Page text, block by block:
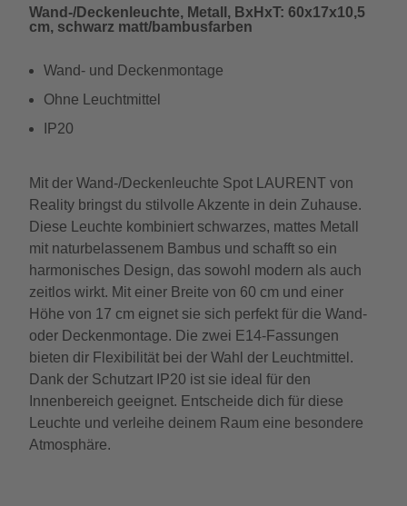
Wand-/Deckenleuchte, Metall, BxHxT: 60x17x10,5
cm, schwarz matt/bambusfarben
Wand- und Deckenmontage
Ohne Leuchtmittel
IP20
Mit der Wand-/Deckenleuchte Spot LAURENT von
Reality bringst du stilvolle Akzente in dein Zuhause.
Diese Leuchte kombiniert schwarzes, mattes Metall
mit naturbelassenem Bambus und schafft so ein
harmonisches Design, das sowohl modern als auch
zeitlos wirkt. Mit einer Breite von 60 cm und einer
Höhe von 17 cm eignet sie sich perfekt für die Wand-
oder Deckenmontage. Die zwei E14-Fassungen
bieten dir Flexibilität bei der Wahl der Leuchtmittel.
Dank der Schutzart IP20 ist sie ideal für den
Innenbereich geeignet. Entscheide dich für diese
Leuchte und verleihe deinem Raum eine besondere
Atmosphäre.